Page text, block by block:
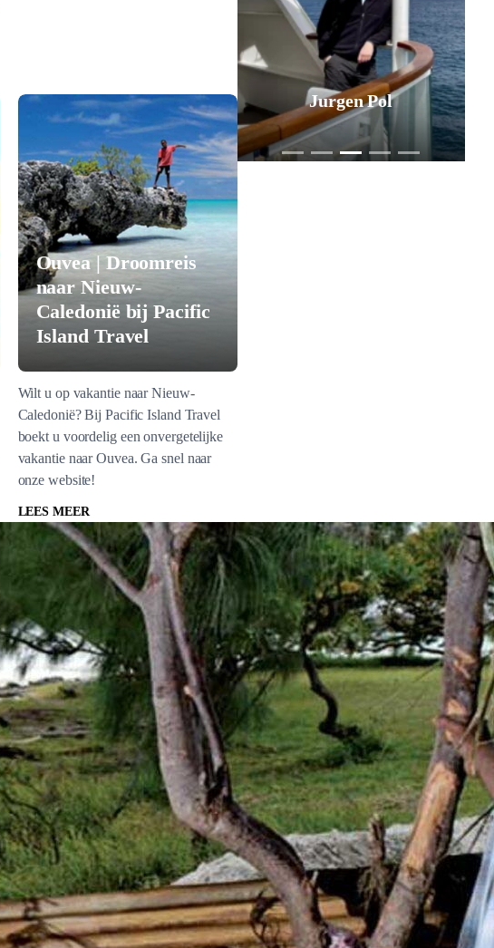
Margret Stornebrink
Ouvea | Droomreis
naar Nieuw-
Caledonië bij Pacific
Island Travel
Wilt u op vakantie naar Nieuw-
Caledonië? Bij Pacific Island Travel
boekt u voordelig een onvergetelijke
vakantie naar Ouvea. Ga snel naar
onze website!
LEES MEER